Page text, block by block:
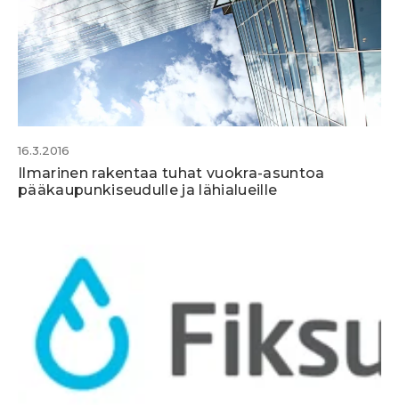
16.3.2016
Ilmarinen rakentaa tuhat vuokra-asuntoa
pääkaupunkiseudulle ja lähialueille